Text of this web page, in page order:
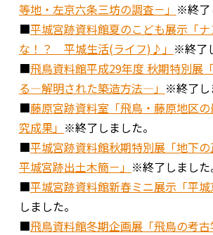
等地・左京六条三坊の調査－」 ※終了
■平城宮跡資料館夏のこども展示「
な！？ 平城生活(ライフ)♪」 ※終了
■飛鳥資料館平成29年度 秋期特別展
る―解明された築造方法―」 ※終了し
■藤原宮跡資料室「飛鳥・藤原地区
究成果」 ※終了しました。
■平城宮跡資料館秋期特別展「地下
平城宮跡出土木簡－」 ※終了しました
■平城宮跡資料館新春ミニ展示「平城
しました。
■飛鳥資料館冬期企画展「飛鳥の考古